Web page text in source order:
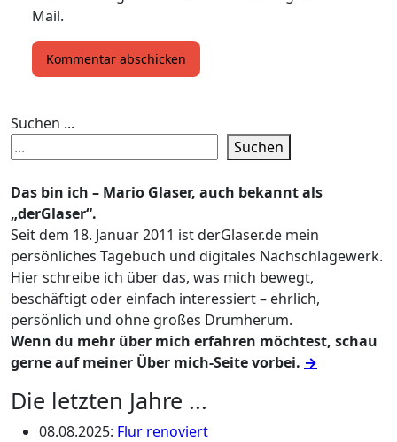
Mail.
Suchen ...
Suchen
Das bin ich – Mario Glaser, auch bekannt als
„derGlaser“.
Seit dem 18. Januar 2011 ist derGlaser.de mein
persönliches Tagebuch und digitales Nachschlagewerk.
Hier schreibe ich über das, was mich bewegt,
beschäftigt oder einfach interessiert – ehrlich,
persönlich und ohne großes Drumherum.
Wenn du mehr über mich erfahren möchtest, schau
gerne auf meiner Über mich-Seite vorbei. →
Die letzten Jahre ...
08.08.2025: Flur renoviert